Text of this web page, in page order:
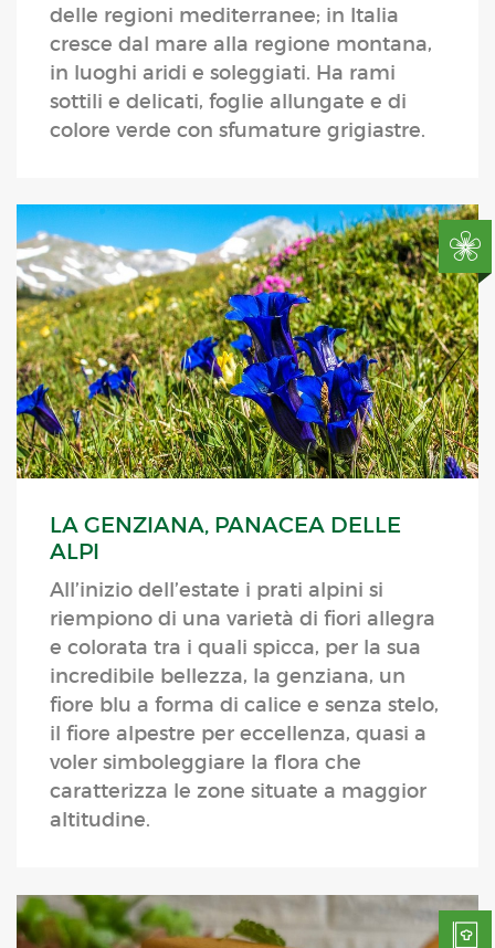
delle regioni mediterranee; in Italia
cresce dal mare alla regione montana,
in luoghi aridi e soleggiati. Ha rami
sottili e delicati, foglie allungate e di
colore verde con sfumature grigiastre.
LA GENZIANA, PANACEA DELLE
ALPI
All’inizio dell’estate i prati alpini si
riempiono di una varietà di fiori allegra
e colorata tra i quali spicca, per la sua
incredibile bellezza, la genziana, un
fiore blu a forma di calice e senza stelo,
il fiore alpestre per eccellenza, quasi a
voler simboleggiare la flora che
caratterizza le zone situate a maggior
altitudine.